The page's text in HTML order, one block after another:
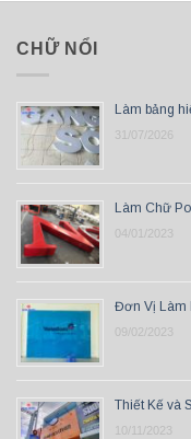
CHỮ NỔI
Làm bảng
31/07/2026
Làm Chữ
04/01/2023
Đơn Vị Làm
09/02/2023
Thiết Kế và
10/11/2023